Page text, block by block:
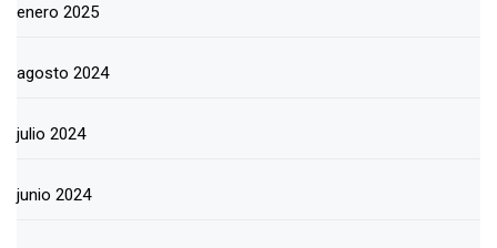
enero 2025
agosto 2024
julio 2024
junio 2024